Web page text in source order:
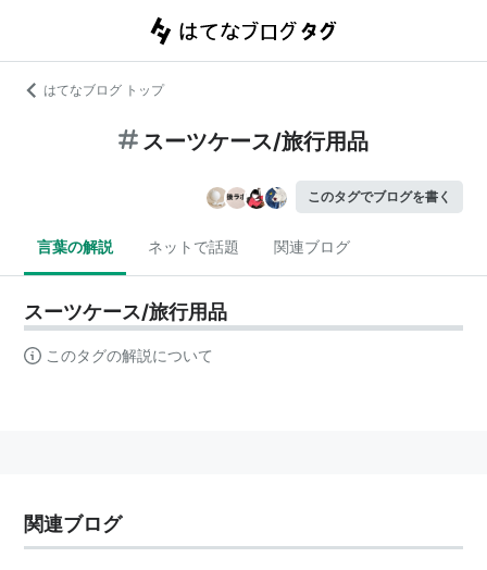
はてなブログ トップ
スーツケース/旅行用品
このタグでブログを書く
言葉の解説 ネットで話題 関連ブログ
スーツケース/旅行用品
このタグの解説について
関連ブログ